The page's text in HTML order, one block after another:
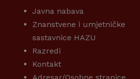
Javna nabava
Znanstvene i umjetničke
sastavnice HAZU
Razredi
Kontakt
Adresar/Osobne stranice